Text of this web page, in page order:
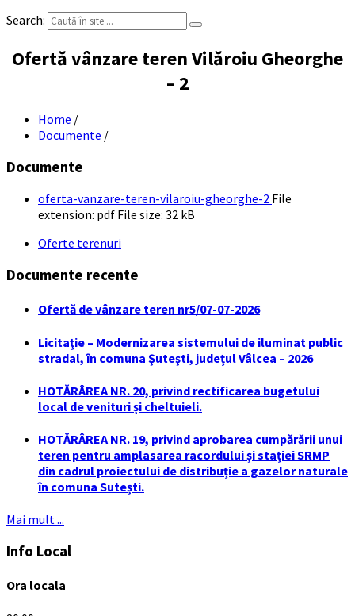
Search:
Ofertă vânzare teren Vilăroiu Gheorghe
– 2
Home /
Documente /
Documente
oferta-vanzare-teren-vilaroiu-gheorghe-2 File
extension: pdf File size: 32 kB
Oferte terenuri
Documente recente
Ofertă de vânzare teren nr5/07-07-2026
Licitaţie – Modernizarea sistemului de iluminat public
stradal, în comuna Şuteşti, judeţul Vâlcea – 2026
HOTĂRÂREA NR. 20, privind rectificarea bugetului
local de venituri și cheltuieli.
HOTĂRÂREA NR. 19, privind aprobarea cumpărării unui
teren pentru amplasarea racordului și stației SRMP
din cadrul proiectului de distribuție a gazelor naturale
în comuna Sutești.
Mai mult ...
Info Local
Ora locala